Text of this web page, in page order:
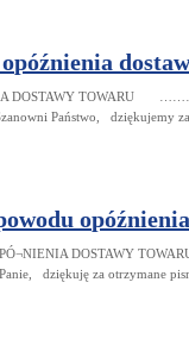
DOSTAWY
dziękujemy za
OPÓ¬NIENIA
za otrzymane pismo